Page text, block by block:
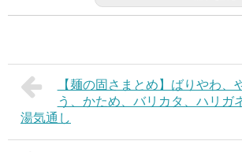
【麺の固さまとめ】ばりやわ、
う、かため、バリカタ、ハリガ
湯気通し